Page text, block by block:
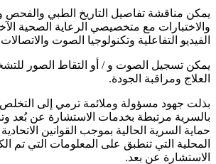
يمكن مناقشة تفاصيل التاريخ الطبي والفحص
والاختبارات مع متخصيصي الرعاية الصحية
الفيديو التفاعلية وتكنولوجيا الصوت
يمكن تسجيل الصوت و / أو التقاط الصور
العلاج ومراقبة الجودة.
بذلت جهود مسؤولة وملائمة ترمي إلى
بالسرية مرتبطة بخدمات الاستشارة عن بُعد
حماية السرية الحالية بموجب القوانين الاتحادية
المحلية التي تنطبق على المعلومات التي تم
الاستشارة عن بعد.